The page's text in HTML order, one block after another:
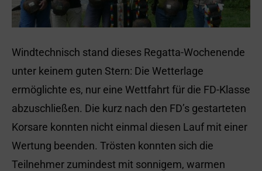
Windtechnisch stand dieses Regatta-Wochenende
unter keinem guten Stern: Die Wetterlage
ermöglichte es, nur eine Wettfahrt für die FD-Klasse
abzuschließen. Die kurz nach den FD’s gestarteten
Korsare konnten nicht einmal diesen Lauf mit einer
Wertung beenden. Trösten konnten sich die
Teilnehmer zumindest mit sonnigem, warmen